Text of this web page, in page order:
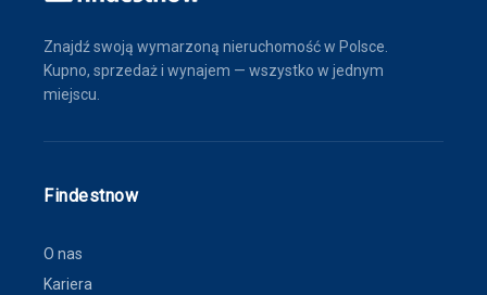
Znajdź swoją wymarzoną nieruchomość w Polsce.
Kupno, sprzedaż i wynajem — wszystko w jednym
miejscu.
Findestnow
O nas
Kariera